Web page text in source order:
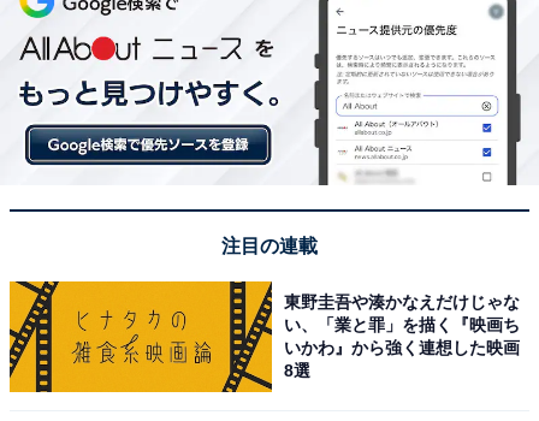
いる人は63.4％でした。年代別では、10代女性が
85.4％、20代女性で75.9％。男性も10代男性は73.5％、
20代男性で75.5％と、若年層は男女問わず毎日利用して
いる人の方が多いことが分かりました。
注目の連載
東野圭吾や湊かなえだけじゃな
い、「業と罪」を描く『映画ち
いかわ』から強く連想した映画
8選